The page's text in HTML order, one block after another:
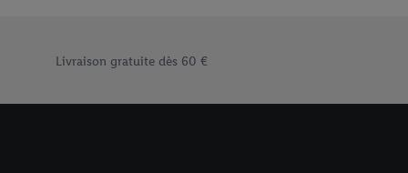
Livraison gratuite dès 60 €